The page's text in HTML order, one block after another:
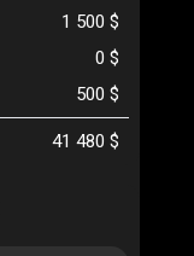
1 500 $
0 $
500 $
41 480 $